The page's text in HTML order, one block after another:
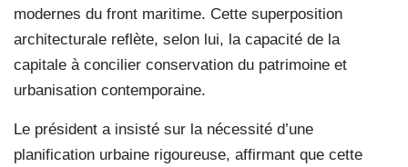
modernes du front maritime. Cette superposition
architecturale reflète, selon lui, la capacité de la
capitale à concilier conservation du patrimoine et
urbanisation contemporaine.
Le président a insisté sur la nécessité d’une
planification urbaine rigoureuse, affirmant que cette